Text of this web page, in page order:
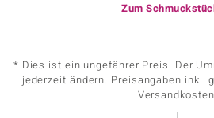
Zum
* Dies ist ein ungefährer Preis. Der
jederzeit ändern. Preisangaben inkl.